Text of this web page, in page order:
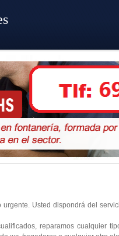
Usted dispondrá del
reparamos cualquier